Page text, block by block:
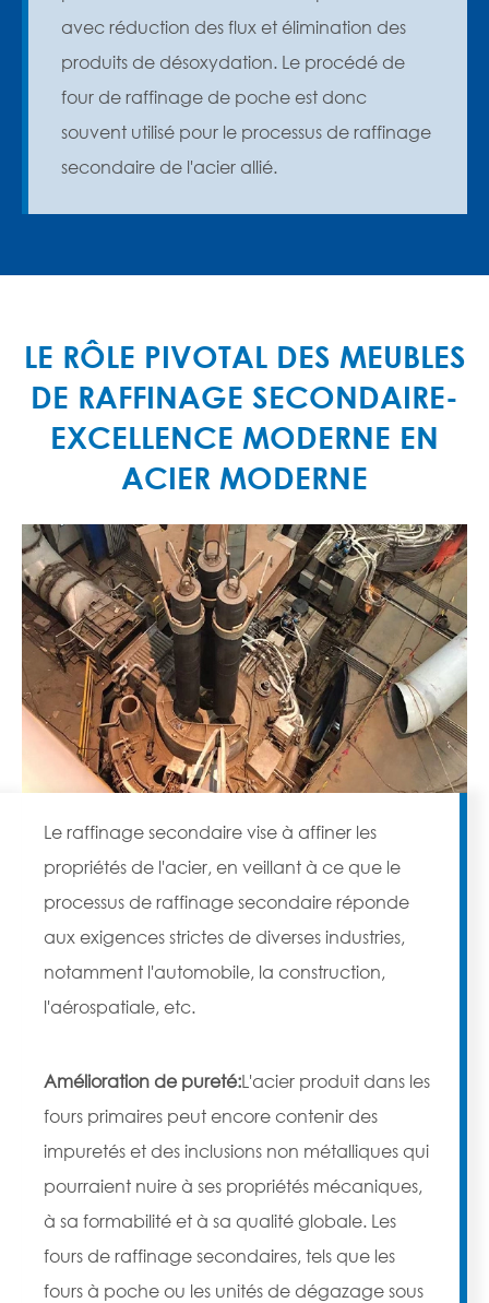
avec réduction des flux et élimination des
produits de désoxydation. Le procédé de
four de raffinage de poche est donc
souvent utilisé pour le processus de raffinage
secondaire de l'acier allié.
LE RÔLE PIVOTAL DES MEUBLES
DE RAFFINAGE SECONDAIRE-
EXCELLENCE MODERNE EN
ACIER MODERNE
Le raffinage secondaire vise à affiner les
propriétés de l'acier, en veillant à ce que le
processus de raffinage secondaire réponde
aux exigences strictes de diverses industries,
notamment l'automobile, la construction,
l'aérospatiale, etc.
Amélioration de pureté:L'acier produit dans les
fours primaires peut encore contenir des
impuretés et des inclusions non métalliques qui
pourraient nuire à ses propriétés mécaniques,
à sa formabilité et à sa qualité globale. Les
fours de raffinage secondaires, tels que les
fours à poche ou les unités de dégazage sous